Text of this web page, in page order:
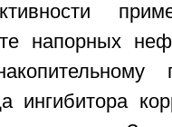
напорных
ингибитора